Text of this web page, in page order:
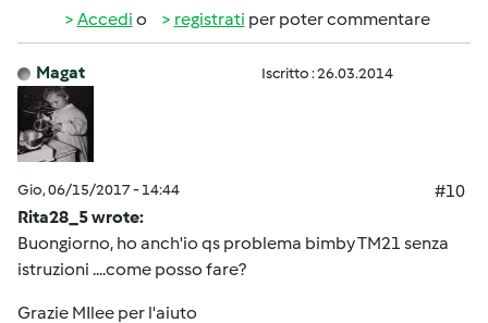
Accedi o registrati per poter commentare
Magat Iscritto : 26.03.2014
Gio, 06/15/2017 - 14:44
#10
Rita28_5 wrote:
Buongiorno, ho anch'io qs problema bimby TM21 senza
istruzioni ....come posso fare?
Grazie MIlee per l'aiuto